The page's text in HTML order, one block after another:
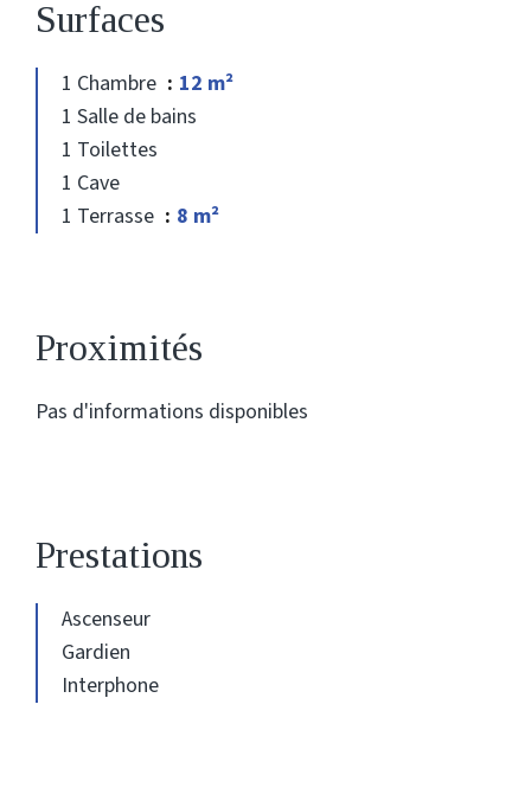
Surfaces
1 Chambre
12 m²
1 Salle de bains
1 Toilettes
1 Cave
1 Terrasse
8 m²
Proximités
Pas d'informations disponibles
Prestations
Ascenseur
Gardien
Interphone